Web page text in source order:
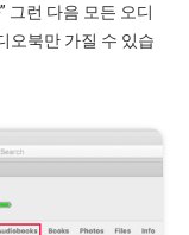
” 그런 다음 모든 오디
오북만 가질 수 있습